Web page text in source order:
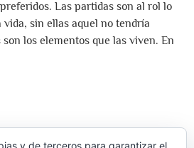
Las partidas son al rol lo
sin ellas aquel no tendría
los elementos que las viven. En
y de terceros para garantizar el